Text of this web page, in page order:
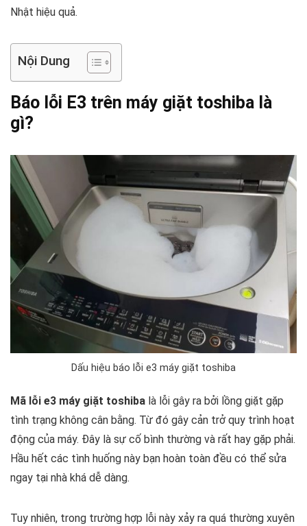
Nhật hiệu quả.
Nội Dung
Báo lỗi E3 trên máy giặt toshiba là
gì?
Dấu hiệu báo lỗi e3 máy giặt toshiba
Mã lỗi e3 máy giặt toshiba là lỗi gây ra bởi lồng giặt gặp
tình trạng không cân bằng. Từ đó gây cản trở quy trình hoạt
động của máy. Đây là sự cố bình thường và rất hay gặp phải.
Hầu hết các tình huống này bạn hoàn toàn đều có thể sửa
ngay tại nhà khá dễ dàng.
Tuy nhiên, trong trường hợp lỗi này xảy ra quá thường xuyên